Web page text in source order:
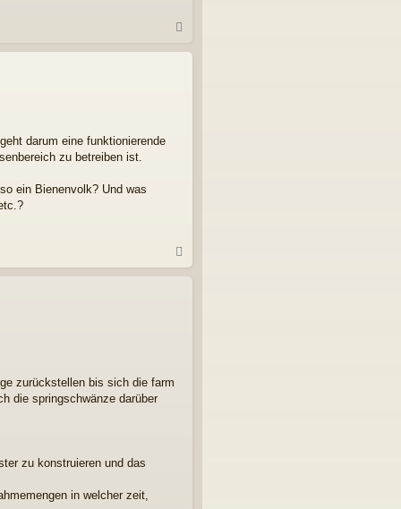
c
darum eine funktionierende
zu betreiben ist.
ein Bienenvolk? Und was
a
c
zurückstellen bis sich die farm
die springschwänze darüber
zu konstruieren und das
in welcher zeit,